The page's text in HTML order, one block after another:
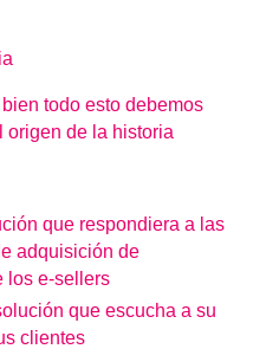
todo esto debemos
origen de la historia
que respondiera a las
adquisición de
los e-sellers
que escucha a su
clientes